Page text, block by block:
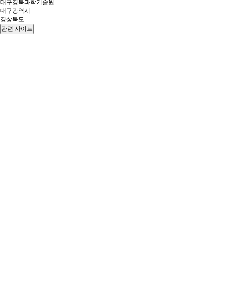
대구경북과학기술원
대구광역시
경상북도
관련 사이트